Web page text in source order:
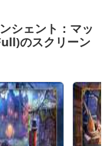
シェント：マッ
のスクリーン